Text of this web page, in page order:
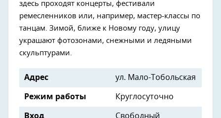
здесь проходят концерты, фестивали
ремесленников или, например, мастер-классы по
танцам. Зимой, ближе к Новому году, улицу
украшают фотозонами, снежными и ледяными
скульптурами.
Адрес ул. Мало-Тобольская
Режим работы Круглосуточно
Вход Свободный